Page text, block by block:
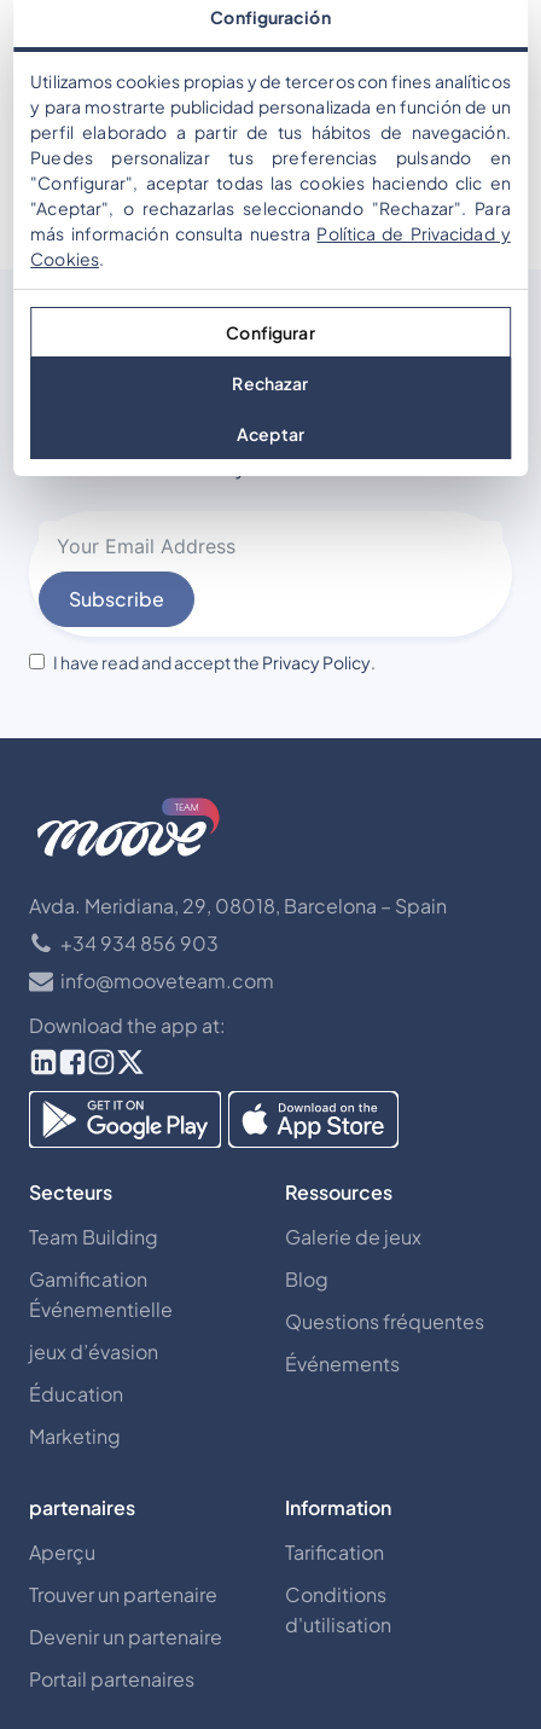
d’événements, vous savez que la personnalisation est
essentielle pour offrir un événement réussi qui répond
aux besoins uniques de vos clients. Et lorsqu’il s’agit
d’expériences gamifiées pour des clients d’entreprise,
mooveTEAM est la plateforme idéale pour vous aider à
atteindre ce niveau de […]
Subscribeour newsletter
new solutions for events and tips on interactive
dynamics.
Subscribe
I have read and accept the Privacy Policy
Avda. Meridiana, 29, 08018, Barcelona – Spain
+34 934 856 903
info@mooveteam.com
Download the app at:
Secteurs
Team Building
Gamification
Événementielle
jeux d’évasion
Éducation
Marketing
Ressources
Galerie de jeux
Blog
Questions fréquentes
Événements
partenaires
Aperçu
Trouver un partenaire
Devenir un partenaire
Portail partenaires
Information
Tarification
Conditions
d'utilisation
Configuración
Utilizamos cookies propias y de terceros con fines analíticos
y para mostrarte publicidad personalizada en función de un
perfil elaborado a partir de tus hábitos de navegación.
Puedes personalizar tus preferencias pulsando en
"Configurar", aceptar todas las cookies haciendo clic en
"Aceptar", o rechazarlas seleccionando "Rechazar". Para
más información consulta nuestra Política de Privacidad y
Cookies.
Configurar
Rechazar
Aceptar